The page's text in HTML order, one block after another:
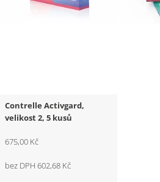
Contrelle Activgard,
velikost 2, 5 kusů
675,00 Kč
bez DPH 602,68 Kč